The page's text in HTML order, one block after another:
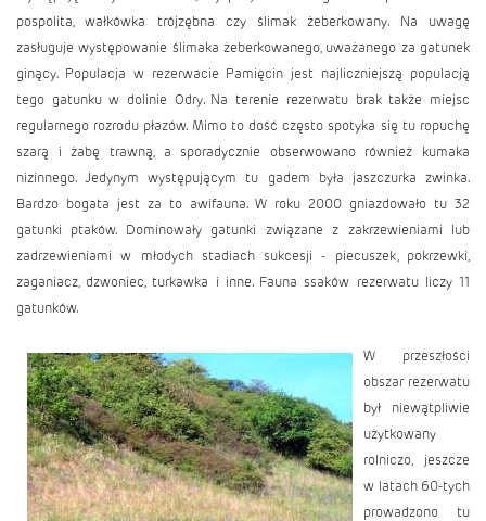
pospolita, wałkówka trójzębna czy ślimak żeberkowany. Na uwagę
zasługuje występowanie ślimaka żeberkowanego, uważanego za gatunek
ginący. Populacja w rezerwacie Pamięcin jest najliczniejszą populacją
tego gatunku w dolinie Odry. Na terenie rezerwatu brak także miejsc
regularnego rozrodu płazów. Mimo to dość często spotyka się tu ropuchę
szarą i żabę trawną, a sporadycznie obserwowano również kumaka
nizinnego. Jedynym występującym tu gadem była jaszczurka zwinka.
Bardzo bogata jest za to awifauna. W roku 2000 gniazdowało tu 32
gatunki ptaków. Dominowały gatunki związane z zakrzewieniami lub
zadrzewieniami w młodych stadiach sukcesji - piecuszek, pokrzewki,
zaganiacz, dzwoniec, turkawka i inne. Fauna ssaków rezerwatu liczy 11
gatunków.
W przeszłości
obszar rezerwatu
był niewątpliwie
użytkowany
rolniczo, jeszcze
w latach 60-tych
prowadzono tu